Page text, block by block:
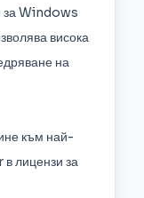
за Windows
висока
на
към най-
лицензи за